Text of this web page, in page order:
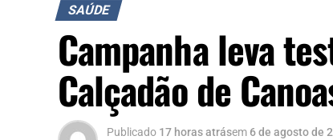
SAÚDE
Campanha leva
Calçadão de
Publicado 17 horas atrásem 6 de agosto de